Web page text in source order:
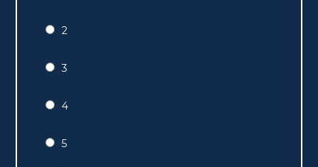
2
3
4
5